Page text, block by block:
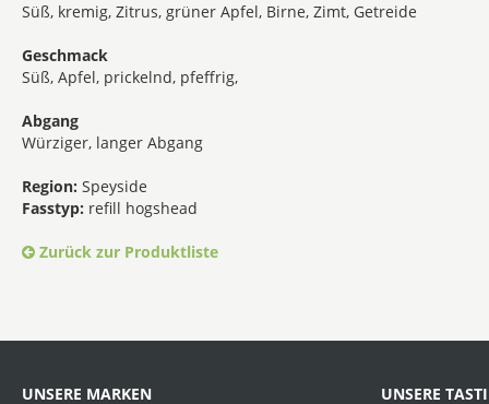
Süß, kremig, Zitrus, grüner Apfel, Birne, Zimt, Getreide
Geschmack
Süß, Apfel, prickelnd, pfeffrig,
Abgang
Würziger, langer Abgang
Region: Speyside
Fasstyp: refill hogshead
Zurück zur Produktliste
UNSERE MARKEN UNSERE